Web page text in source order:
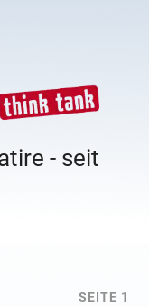
- seit
SEITE 1